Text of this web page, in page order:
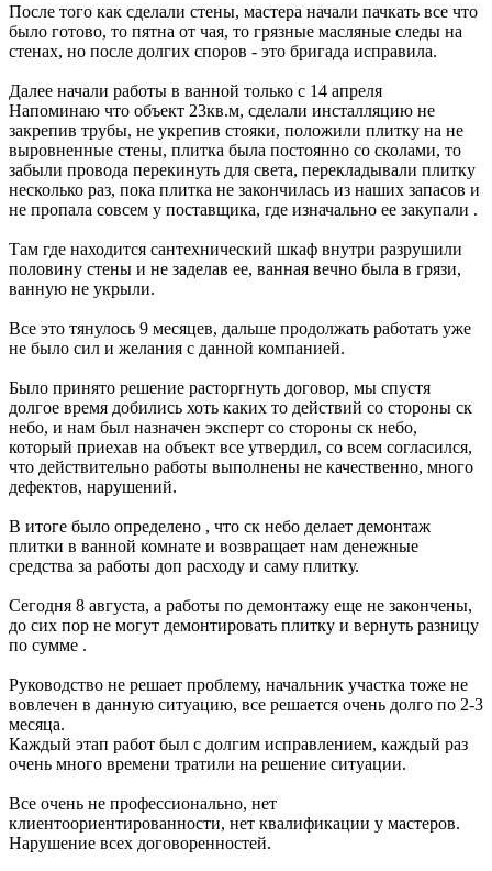
После того как сделали стены, мастера начали пачкать все что
было готово, то пятна от чая, то грязные масляные следы на
стенах, но после долгих споров - это бригада исправила.
Далее начали работы в ванной только с 14 апреля
Напоминаю что объект 23кв.м, сделали инсталляцию не
закрепив трубы, не укрепив стояки, положили плитку на не
выровненные стены, плитка была постоянно со сколами, то
забыли провода перекинуть для света, перекладывали плитку
несколько раз, пока плитка не закончилась из наших запасов и
не пропала совсем у поставщика, где изначально ее закупали .
Там где находится сантехнический шкаф внутри разрушили
половину стены и не заделав ее, ванная вечно была в грязи,
ванную не укрыли.
Все это тянулось 9 месяцев, дальше продолжать работать уже
не было сил и желания с данной компанией.
Было принято решение расторгнуть договор, мы спустя
долгое время добились хоть каких то действий со стороны ск
небо, и нам был назначен эксперт со стороны ск небо,
который приехав на объект все утвердил, со всем согласился,
что действительно работы выполнены не качественно, много
дефектов, нарушений.
В итоге было определено , что ск небо делает демонтаж
плитки в ванной комнате и возвращает нам денежные
средства за работы доп расходу и саму плитку.
Сегодня 8 августа, а работы по демонтажу еще не закончены,
до сих пор не могут демонтировать плитку и вернуть разницу
по сумме .
Руководство не решает проблему, начальник участка тоже не
вовлечен в данную ситуацию, все решается очень долго по 2-3
месяца.
Каждый этап работ был с долгим исправлением, каждый раз
очень много времени тратили на решение ситуации.
Все очень не профессионально, нет
клиентоориентированности, нет квалификации у мастеров.
Нарушение всех договоренностей.